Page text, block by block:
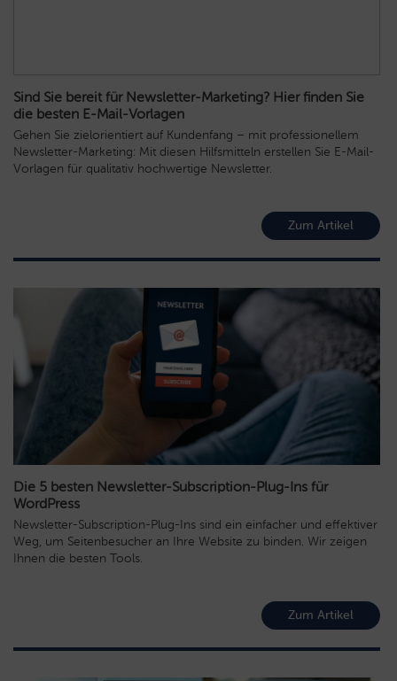
Sind Sie bereit für Newsletter-Marketing? Hier finden Sie
die besten E-Mail-Vorlagen
Gehen Sie zielorientiert auf Kundenfang – mit professionellem
Newsletter-Marketing: Mit diesen Hilfsmitteln erstellen Sie E-Mail-
Vorlagen für qualitativ hochwertige Newsletter.
Zum Artikel
Die 5 besten Newsletter-Subscription-Plug-Ins für
WordPress
Newsletter-Subscription-Plug-Ins sind ein einfacher und effektiver
Weg, um Seitenbesucher an Ihre Website zu binden. Wir zeigen
Ihnen die besten Tools.
Zum Artikel